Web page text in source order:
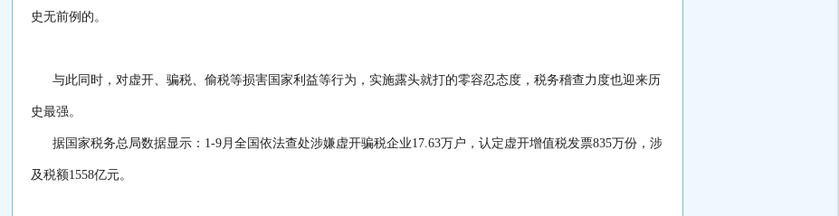
史无前例的。
与此同时，对虚开、骗税、偷税等损害国家利益等行为，实施露头就打的零容忍态度，税务稽查力度也迎来历
史最强。
据国家税务总局数据显示：1-9月全国依法查处涉嫌虚开骗税企业17.63万户，认定虚开增值税发票835万份，涉
及税额1558亿元。